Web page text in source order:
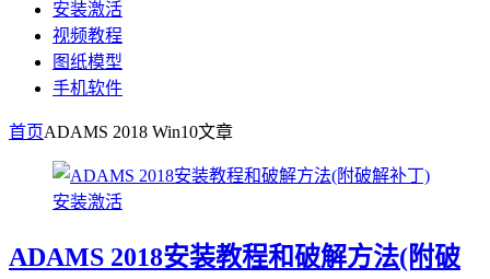
安装激活
视频教程
图纸模型
手机软件
首页ADAMS 2018 Win10文章
安装激活
ADAMS 2018安装教程和破解方法(附破